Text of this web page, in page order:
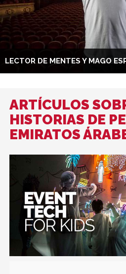
LECTOR DE MENTES Y MAGO
ARTÍCULOS
HISTORIAS DE
EMIRATOS